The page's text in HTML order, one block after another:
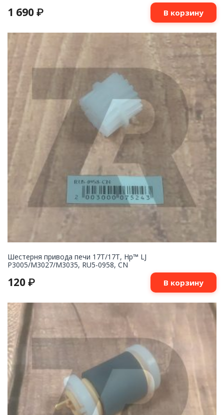
1 690 ₽ В корзину
Шестерня привода печи 17T/17T, Hp™ LJ
P3005/M3027/M3035, RU5-0958, CN
120 ₽ В корзину